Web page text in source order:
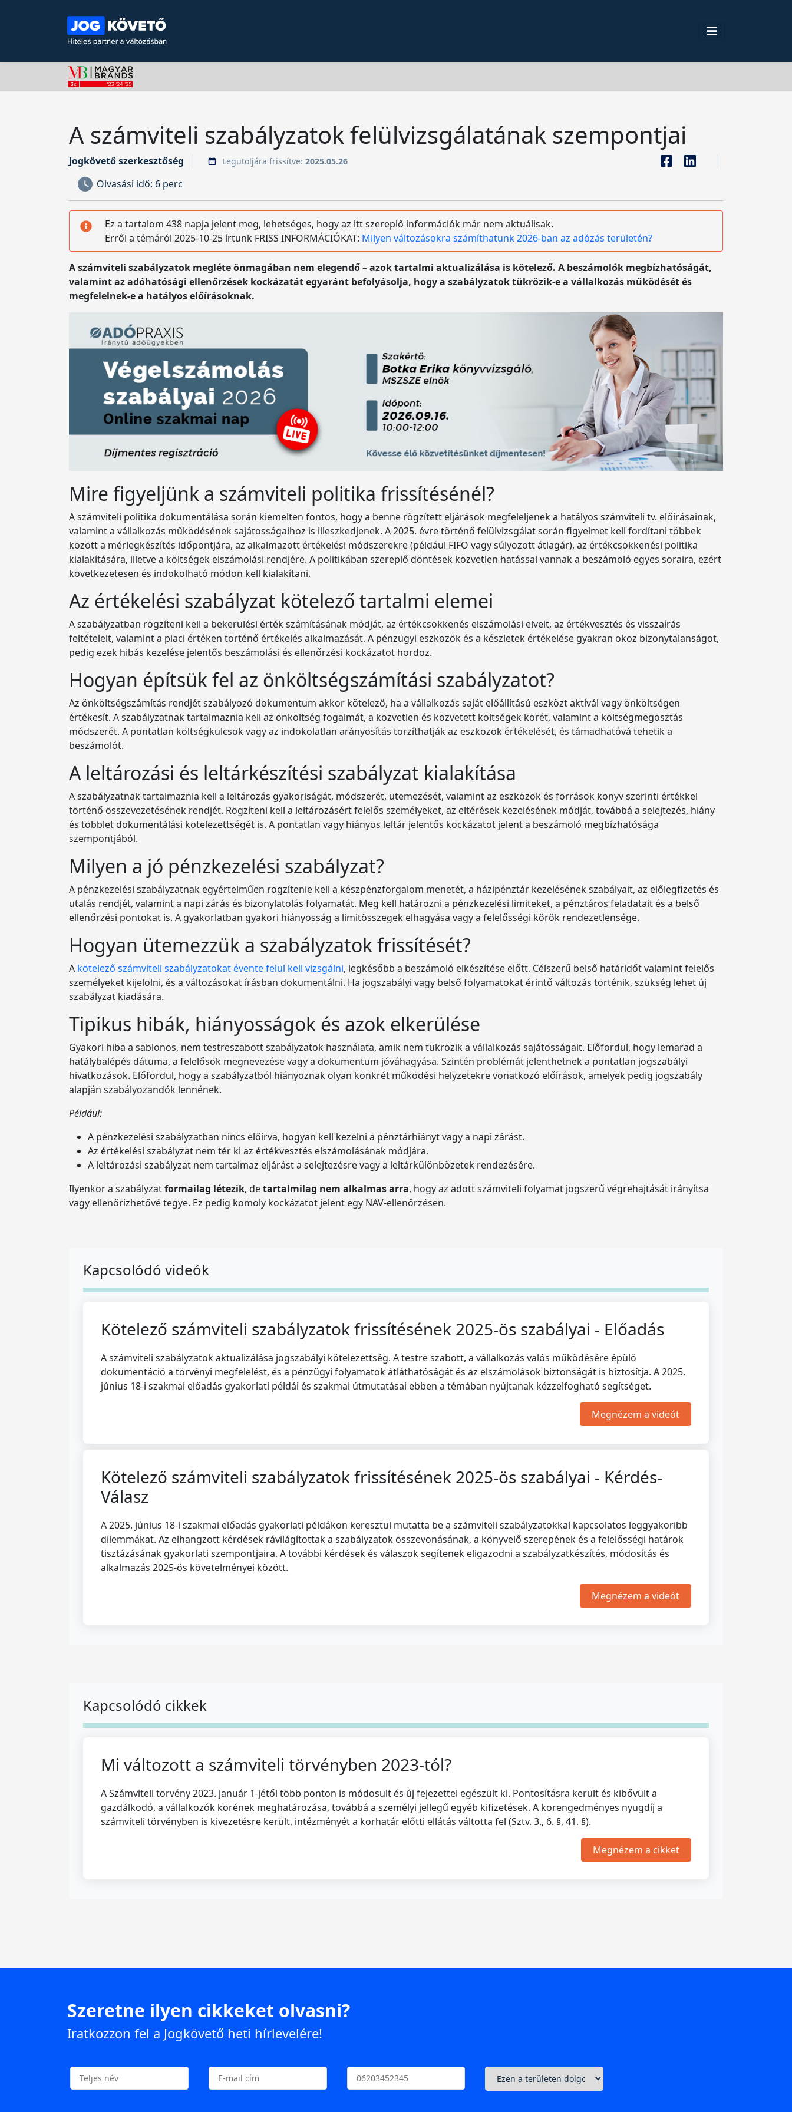
A számviteli szabályzatok felülvizsgálatának szempontjai
Jogkövető szerkesztőség Legutoljára frissítve: 2025.05.26
Olvasási idő: 6 perc
Ez a tartalom 438 napja jelent meg, lehetséges, hogy az itt szereplő információk már nem aktuálisak.
Erről a témáról 2025-10-25 írtunk FRISS INFORMÁCIÓKAT: Milyen változásokra számíthatunk 2026-ban az adózás területén?
A számviteli szabályzatok megléte önmagában nem elegendő – azok tartalmi aktualizálása is kötelező. A beszámolók megbízhatóságát,
valamint az adóhatósági ellenőrzések kockázatát egyaránt befolyásolja, hogy a szabályzatok tükrözik-e a vállalkozás működését és
megfelelnek-e a hatályos előírásoknak.
Mire figyeljünk a számviteli politika frissítésénél?
A számviteli politika dokumentálása során kiemelten fontos, hogy a benne rögzített eljárások megfeleljenek a hatályos számviteli tv. előírásainak,
valamint a vállalkozás működésének sajátosságaihoz is illeszkedjenek. A 2025. évre történő felülvizsgálat során figyelmet kell fordítani többek
között a mérlegkészítés időpontjára, az alkalmazott értékelési módszerekre (például FIFO vagy súlyozott átlagár), az értékcsökkenési politika
kialakítására, illetve a költségek elszámolási rendjére. A politikában szereplő döntések közvetlen hatással vannak a beszámoló egyes soraira, ezért
következetesen és indokolható módon kell kialakítani.
Az értékelési szabályzat kötelező tartalmi elemei
A szabályzatban rögzíteni kell a bekerülési érték számításának módját, az értékcsökkenés elszámolási elveit, az értékvesztés és visszaírás
feltételeit, valamint a piaci értéken történő értékelés alkalmazását. A pénzügyi eszközök és a készletek értékelése gyakran okoz bizonytalanságot,
pedig ezek hibás kezelése jelentős beszámolási és ellenőrzési kockázatot hordoz.
Hogyan építsük fel az önköltségszámítási szabályzatot?
Az önköltségszámítás rendjét szabályozó dokumentum akkor kötelező, ha a vállalkozás saját előállítású eszközt aktivál vagy önköltségen
értékesít. A szabályzatnak tartalmaznia kell az önköltség fogalmát, a közvetlen és közvetett költségek körét, valamint a költségmegosztás
módszerét. A pontatlan költségkulcsok vagy az indokolatlan arányosítás torzíthatják az eszközök értékelését, és támadhatóvá tehetik a
beszámolót.
A leltározási és leltárkészítési szabályzat kialakítása
A szabályzatnak tartalmaznia kell a leltározás gyakoriságát, módszerét, ütemezését, valamint az eszközök és források könyv szerinti értékkel
történő összevezetésének rendjét. Rögzíteni kell a leltározásért felelős személyeket, az eltérések kezelésének módját, továbbá a selejtezés, hiány
és többlet dokumentálási kötelezettségét is. A pontatlan vagy hiányos leltár jelentős kockázatot jelent a beszámoló megbízhatósága
szempontjából.
Milyen a jó pénzkezelési szabályzat?
A pénzkezelési szabályzatnak egyértelműen rögzítenie kell a készpénzforgalom menetét, a házipénztár kezelésének szabályait, az előlegfizetés és
utalás rendjét, valamint a napi zárás és bizonylatolás folyamatát. Meg kell határozni a pénzkezelési limiteket, a pénztáros feladatait és a belső
ellenőrzési pontokat is. A gyakorlatban gyakori hiányosság a limitösszegek elhagyása vagy a felelősségi körök rendezetlensége.
Hogyan ütemezzük a szabályzatok frissítését?
A kötelező számviteli szabályzatokat évente felül kell vizsgálni, legkésőbb a beszámoló elkészítése előtt. Célszerű belső határidőt valamint felelős
személyeket kijelölni, és a változásokat írásban dokumentálni. Ha jogszabályi vagy belső folyamatokat érintő változás történik, szükség lehet új
szabályzat kiadására.
Tipikus hibák, hiányosságok és azok elkerülése
Gyakori hiba a sablonos, nem testreszabott szabályzatok használata, amik nem tükrözik a vállalkozás sajátosságait. Előfordul, hogy lemarad a
hatálybalépés dátuma, a felelősök megnevezése vagy a dokumentum jóváhagyása. Szintén problémát jelenthetnek a pontatlan jogszabályi
hivatkozások. Előfordul, hogy a szabályzatból hiányoznak olyan konkrét működési helyzetekre vonatkozó előírások, amelyek pedig jogszabály
alapján szabályozandók lennének.
Például:
A pénzkezelési szabályzatban nincs előírva, hogyan kell kezelni a pénztárhiányt vagy a napi zárást.
Az értékelési szabályzat nem tér ki az értékvesztés elszámolásának módjára.
A leltározási szabályzat nem tartalmaz eljárást a selejtezésre vagy a leltárkülönbözetek rendezésére.
Ilyenkor a szabályzatformailag létezik, detartalmilag nem alkalmas arra, hogy az adott számviteli folyamat jogszerű végrehajtását irányítsa
vagy ellenőrizhetővé tegye. Ez pedig komoly kockázatot jelent egy NAV-ellenőrzésen.
Kapcsolódó videók
Kötelező számviteli szabályzatok frissítésének 2025-ös szabályai - Előadás
A számviteli szabályzatok aktualizálása jogszabályi kötelezettség. A testre szabott, a vállalkozás valós működésére épülő
dokumentáció a törvényi megfelelést, és a pénzügyi folyamatok átláthatóságát és az elszámolások biztonságát is biztosítja. A 2025.
június 18-i szakmai előadás gyakorlati példái és szakmai útmutatásai ebben a témában nyújtanak kézzelfogható segítséget.
Megnézem a videót
Kötelező számviteli szabályzatok frissítésének 2025-ös szabályai - Kérdés-
Válasz
A 2025. június 18-i szakmai előadás gyakorlati példákon keresztül mutatta be a számviteli szabályzatokkal kapcsolatos leggyakoribb
dilemmákat. Az elhangzott kérdések rávilágítottak a szabályzatok összevonásának, a könyvelő szerepének és a felelősségi határok
tisztázásának gyakorlati szempontjaira. A további kérdések és válaszok segítenek eligazodni a szabályzatkészítés, módosítás és
alkalmazás 2025-ös követelményei között.
Megnézem a videót
Kapcsolódó cikkek
Mi változott a számviteli törvényben 2023-tól?
A Számviteli törvény 2023. január 1-jétől több ponton is módosult és új fejezettel egészült ki. Pontosításra került és kibővült a
gazdálkodó, a vállalkozók körének meghatározása, továbbá a személyi jellegű egyéb kifizetések. A korengedményes nyugdíj a
számviteli törvényben is kivezetésre került, intézményét a korhatár előtti ellátás váltotta fel (Sztv. 3., 6. §, 41. §).
Megnézem a cikket
Szeretne ilyen cikkeket olvasni?
Iratkozzon fel a Jogkövető heti hírlevelére!